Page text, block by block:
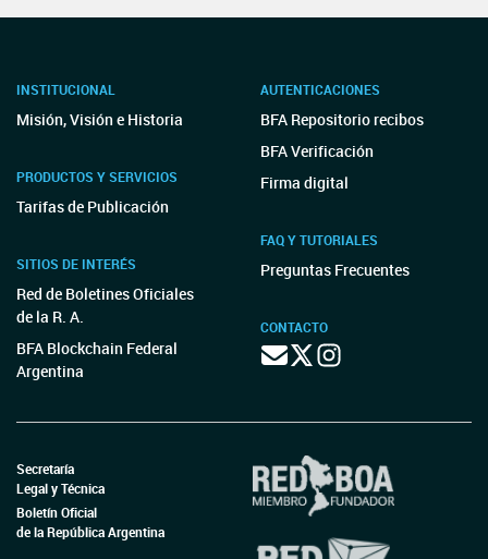
INSTITUCIONAL
Misión, Visión e Historia
PRODUCTOS Y SERVICIOS
Tarifas de Publicación
SITIOS DE INTERÉS
Red de Boletines Oficiales
de la R. A.
BFA Blockchain Federal
Argentina
AUTENTICACIONES
BFA Repositorio recibos
BFA Verificación
Firma digital
FAQ Y TUTORIALES
Preguntas Frecuentes
CONTACTO
Secretaría
Legal y Técnica
Boletín Oficial
de la República Argentina